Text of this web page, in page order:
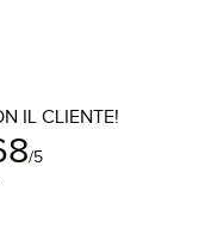
IL CLIENTE!
/5